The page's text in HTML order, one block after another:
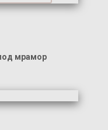
мрамор